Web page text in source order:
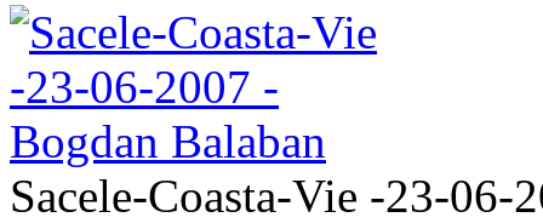
Sacele-Coasta-Vie -23-06-